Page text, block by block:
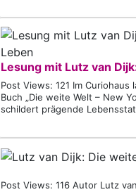
Lesung mit Lutz van
Post Views: 121 Im Curiohaus
Buch „Die weite Welt – New
schildert prägende
Post Views: 116 Autor Lutz